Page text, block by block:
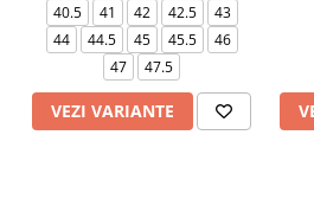
40.5 41 42 42.5
43
44
44.5 45 45.5
46
47
47.5
VEZI VARIANTE